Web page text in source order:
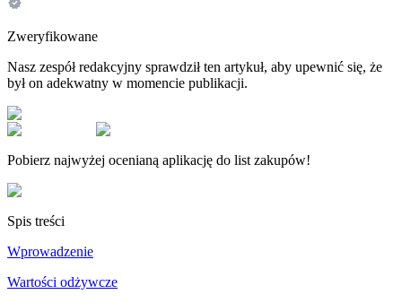
Zweryfikowane
Nasz zespół redakcyjny sprawdził ten artykuł, aby upewnić się, że
był on adekwatny w momencie publikacji.
Pobierz najwyżej ocenianą aplikację do list zakupów!
Spis treści
Wprowadzenie
Wartości odżywcze